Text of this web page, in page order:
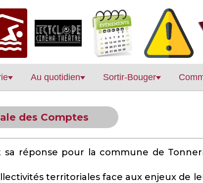
Au quotidien Sortir-Bouger
des Comptes
réponse pour la commune de
territoriales face aux enjeux de